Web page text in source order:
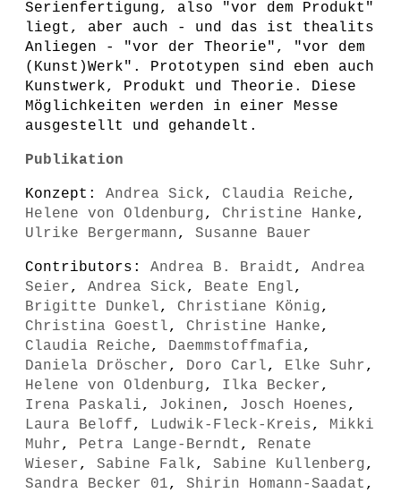
Serienfertigung, also "vor dem Produkt"
liegt, aber auch - und das ist thealits
Anliegen - "vor der Theorie", "vor dem
(Kunst)Werk". Prototypen sind eben auch
Kunstwerk, Produkt und Theorie. Diese
Möglichkeiten werden in einer Messe
ausgestellt und gehandelt.
Publikation
Konzept: Andrea Sick, Claudia Reiche,
Helene von Oldenburg, Christine Hanke,
Ulrike Bergermann, Susanne Bauer
Contributors: Andrea B. Braidt , Andrea
Seier, Andrea Sick, Beate Engl,
Brigitte Dunkel, Christiane König,
Christina Goestl, Christine Hanke,
Claudia Reiche, Daemmstoffmafia,
Daniela Dröscher, Doro Carl, Elke Suhr,
Helene von Oldenburg, Ilka Becker,
Irena Paskali, Jokinen, Josch Hoenes,
Laura Beloff, Ludwik-Fleck-Kreis, Mikki
Muhr, Petra Lange-Berndt , Renate
Wieser, Sabine Falk, Sabine Kullenberg,
Sandra Becker 01, Shirin Homann-Saadat ,